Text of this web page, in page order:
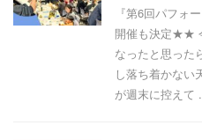
『第6回パフォ
開催も決定★★
なったと思った
し落ち着かない
が週末に控えて